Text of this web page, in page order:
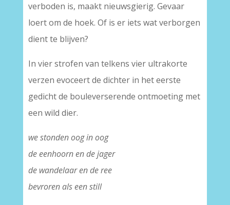
verboden is, maakt nieuwsgierig. Gevaar
loert om de hoek. Of is er iets wat verborgen
dient te blijven?
In vier strofen van telkens vier ultrakorte
verzen evoceert de dichter in het eerste
gedicht de bouleverserende ontmoeting met
een wild dier.
we stonden oog in oog
de eenhoorn en de jager
de wandelaar en de ree
bevroren als een still